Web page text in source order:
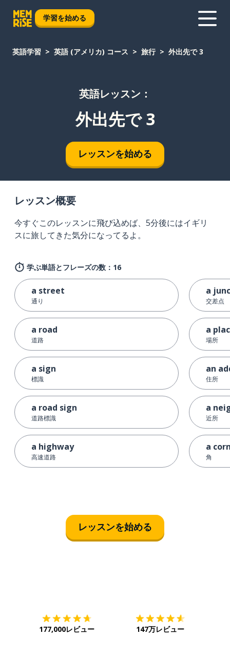
学習を始める
英語学習 英語 (アメリカ) コース 旅行 外出先で 3
英語レッスン：
外出先で 3
レッスンを始める
レッスン概要
今すぐこのレッスンに飛び込めば、5分後にはイギリ
スに旅してきた気分になってるよ。
学ぶ単語とフレーズの数：16
a street
通り
a road
道路
a sign
標識
a road sign
道路標識
a highway
高速道路
a
交差点
a
場所
an
住所
a
近所
a
角
レッスンを始める
177,000レビュー 147万レビュー